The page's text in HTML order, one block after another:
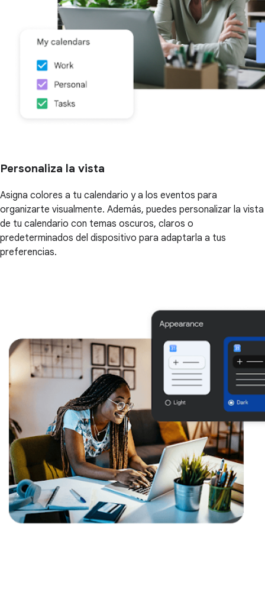
Personaliza la vista
Asigna colores a tu calendario y a los eventos para
organizarte visualmente. Además, puedes personalizar la vista
de tu calendario con temas oscuros, claros o
predeterminados del dispositivo para adaptarla a tus
preferencias.